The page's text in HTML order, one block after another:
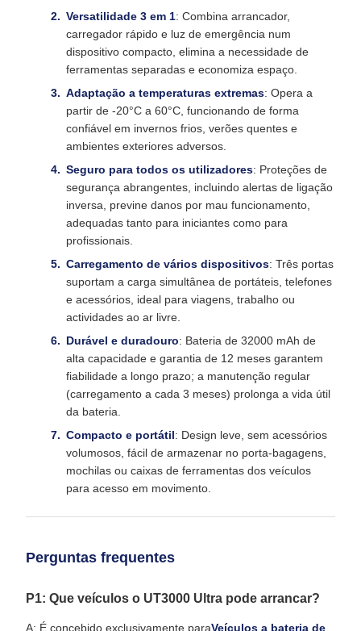
Versatilidade 3 em 1: Combina arrancador,
carregador rápido e luz de emergência num
dispositivo compacto, elimina a necessidade de
ferramentas separadas e economiza espaço.
Adaptação a temperaturas extremas: Opera a
partir de -20°C a 60°C, funcionando de forma
confiável em invernos frios, verões quentes e
ambientes exteriores adversos.
Seguro para todos os utilizadores: Proteções de
segurança abrangentes, incluindo alertas de ligação
inversa, previne danos por mau funcionamento,
adequadas tanto para iniciantes como para
profissionais.
Carregamento de vários dispositivos: Três portas
suportam a carga simultânea de portáteis, telefones
e acessórios, ideal para viagens, trabalho ou
actividades ao ar livre.
Durável e duradouro: Bateria de 32000 mAh de
alta capacidade e garantia de 12 meses garantem
fiabilidade a longo prazo; a manutenção regular
(carregamento a cada 3 meses) prolonga a vida útil
da bateria.
Compacto e portátil: Design leve, sem acessórios
volumosos, fácil de armazenar no porta-bagagens,
mochilas ou caixas de ferramentas dos veículos
para acesso em movimento.
Perguntas frequentes
P1: Que veículos o UT3000 Ultra pode arrancar?
A: É concebido exclusivamente paraVeículos a bateria de